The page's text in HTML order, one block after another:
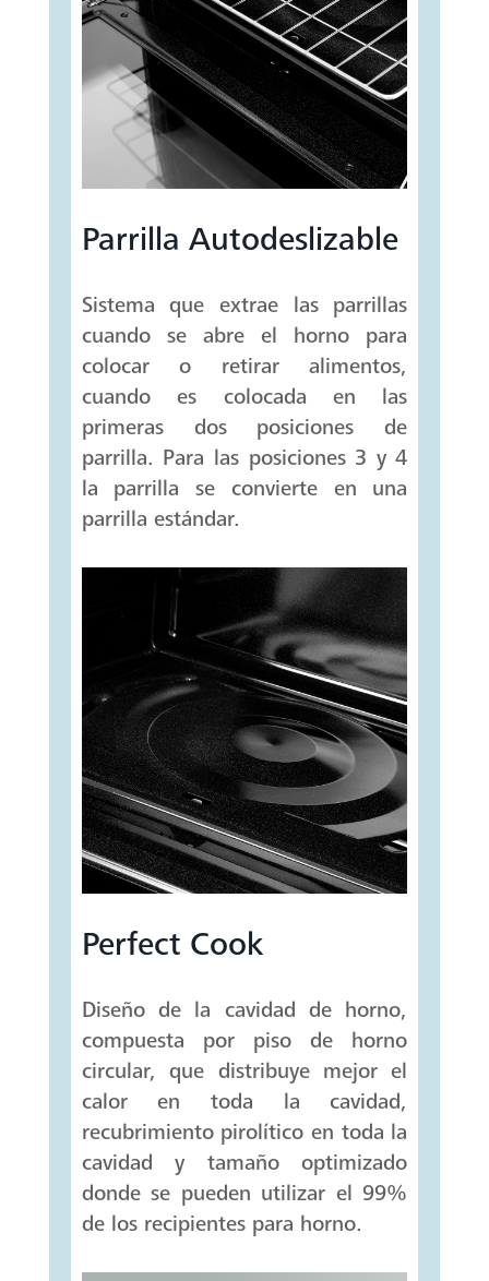
Parrilla Autodeslizable
Sistema que extrae las parrillas
cuando se abre el horno para
colocar o retirar alimentos,
cuando es colocada en las
primeras dos posiciones de
parrilla. Para las posiciones 3 y 4
la parrilla se convierte en una
parrilla estándar.
Perfect Cook
Diseño de la cavidad de horno,
compuesta por piso de horno
circular, que distribuye mejor el
calor en toda la cavidad,
recubrimiento pirolítico en toda la
cavidad y tamaño optimizado
donde se pueden utilizar el 99%
de los recipientes para horno.